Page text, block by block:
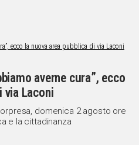
averne cura”, ecco
via Laconi
domenica 2 agosto ore
e la cittadinanza